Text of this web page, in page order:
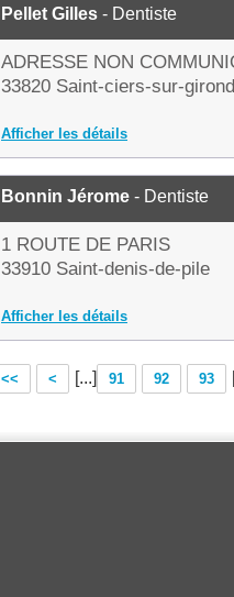
Pellet Gilles - Dentiste
ADRESSE NON
33820 Saint-ciers-sur-
Afficher les détails
Bonnin Jérome - Dentiste
1 ROUTE DE PARIS
33910 Saint-denis-de-pile
Afficher les détails
<< < [...] 91 92 93